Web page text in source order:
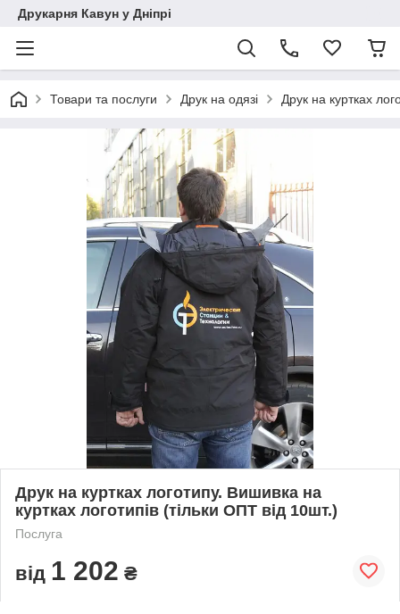
Друкарня Кавун у Дніпрі
Товари та послуги Друк на одязі Друк на куртках
Друк на куртках логотипу. Вишивка на
куртках логотипів (тільки ОПТ від 10шт.)
Послуга
від 1 202 ₴